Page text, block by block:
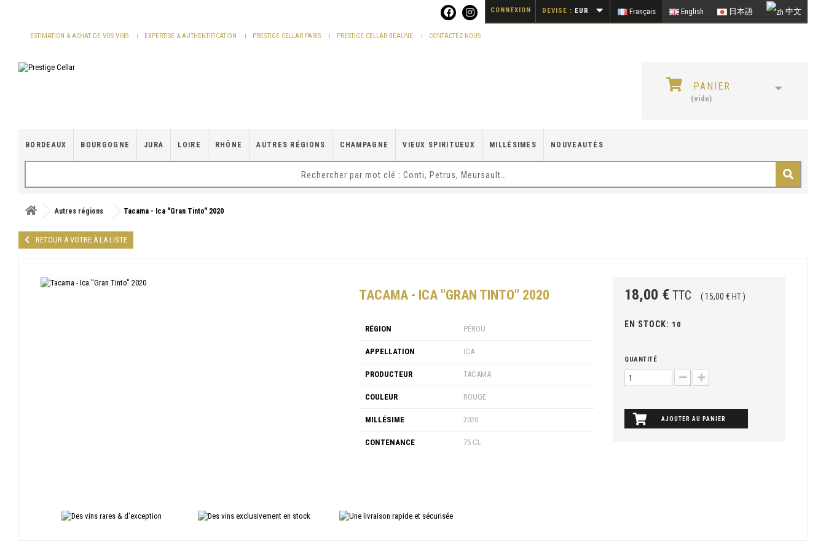
Français English 日本語 中文
DEVISE : EUR
CONNEXION
ESTIMATION & ACHAT DE VOS VINS EXPERTISE & AUTHENTIFICATION PRESTIGE CELLAR PARIS PRESTIGE CELLAR BEAUNE CONTACTEZ-NOUS
PANIER
(vide)
BORDEAUX BOURGOGNE JURA LOIRE RHÔNE AUTRES RÉGIONS CHAMPAGNE VIEUX SPIRITUEUX MILLÉSIMES NOUVEAUTÉS
Autres régions Tacama - Ica "Gran Tinto" 2020
RETOUR À VOTRE À LA LISTE
TACAMA - ICA "GRAN TINTO" 2020
RÉGION PÉROU
APPELLATION ICA
PRODUCTEUR TACAMA
COULEUR ROUGE
MILLÉSIME 2020
CONTENANCE 75 CL
18,00 € TTC ( 15,00 € HT )
EN STOCK: 10
QUANTITÉ
AJOUTER AU PANIER